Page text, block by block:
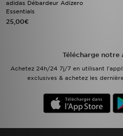
adidas Débardeur Adizero
Essentials
25,00€
Télécharge notre
Achetez 24h/24 7j/7 en utilisant
exclusives & achetez les